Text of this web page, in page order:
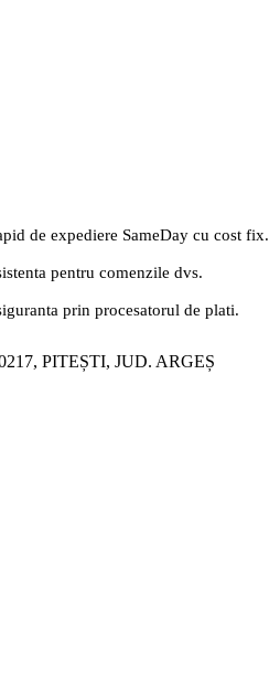
de expediere SameDay cu cost fix.
pentru comenzile dvs.
prin procesatorul de plati.
PITEȘTI, JUD. ARGEȘ